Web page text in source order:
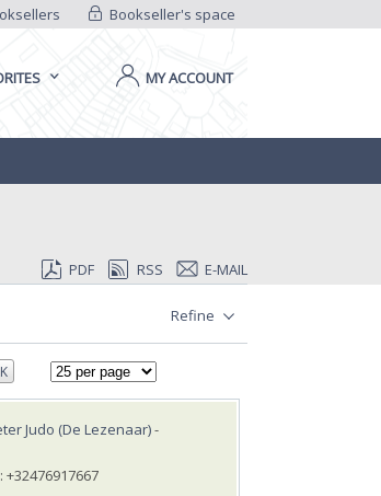
Bookseller's space
MY ACCOUNT
PDF RSS E-MAIL
Refine
Judo (De Lezenaar)-